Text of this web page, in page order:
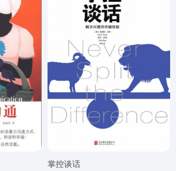
掌控谈话